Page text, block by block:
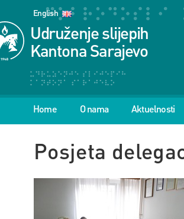
English
Udruženje slijepih
Kantona Sarajevo
Home O nama Aktuelnosti
Posjeta